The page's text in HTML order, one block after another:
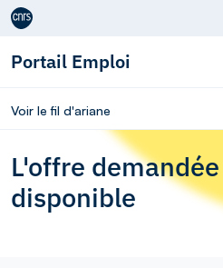
Aller au contenu
Portail Emploi
Voir le fil d'ariane
L'offre
disponible